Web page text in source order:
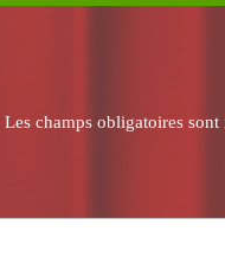
Les champs obligatoires